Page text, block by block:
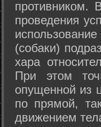
противником.
проведения
(собаки)
хара
При этом
опущенной из
по прямой,
движением